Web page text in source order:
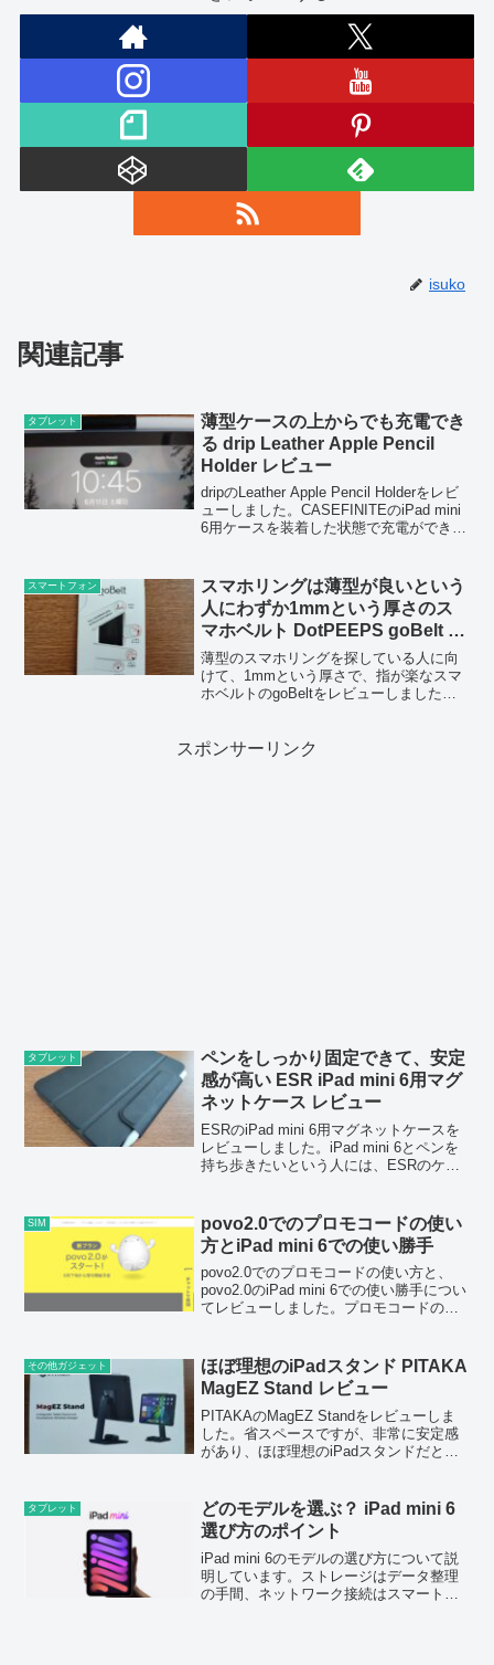
isuko
関連記事
タブレット
薄型ケースの上からでも充電でき
る drip Leather Apple Pencil
Holder レビュー
dripのLeather Apple Pencil Holderをレビ
ューしました。CASEFINITEのiPad mini
6用ケースを装着した状態で充電ができる
スマートフォン
スマホリングは薄型が良いという
人にわずか1mmという厚さのス
マホベルト DotPEEPS goBelt レ
ビュー
薄型のスマホリングを探している人に向
けて、1mmという厚さで、指が楽なスマ
ホベルトのgoBeltをレビューしました。
スポンサーリンク
タブレット
ペンをしっかり固定できて、安定
感が高い ESR iPad mini 6用マグ
ネットケース レビュー
ESRのiPad mini 6用マグネットケースを
レビューしました。iPad mini 6とペンを
持ち歩きたいという人には、ESRのケー
SIM
povo2.0でのプロモコードの使い
方とiPad mini 6での使い勝手
povo2.0でのプロモコードの使い方と、
povo2.0のiPad mini 6での使い勝手につい
てレビューしました。プロモコードの適
その他ガジェット
ほぼ理想のiPadスタンド PITAKA
MagEZ Stand レビュー
PITAKAのMagEZ Standをレビューしま
した。省スペースですが、非常に安定感
があり、ほぼ理想のiPadスタンドだと思
タブレット
どのモデルを選ぶ？ iPad mini 6
選び方のポイント
iPad mini 6のモデルの選び方について説
明しています。ストレージはデータ整理
の手間、ネットワーク接続はスマートフ